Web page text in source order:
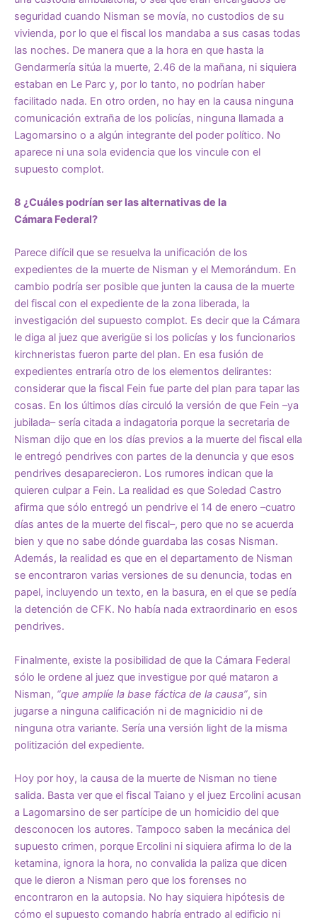
seguridad cuando Nisman se movía, no custodios de su
vivienda, por lo que el fiscal los mandaba a sus casas todas
las noches. De manera que a la hora en que hasta la
Gendarmería sitúa la muerte, 2.46 de la mañana, ni siquiera
estaban en Le Parc y, por lo tanto, no podrían haber
facilitado nada. En otro orden, no hay en la causa ninguna
comunicación extraña de los policías, ninguna llamada a
Lagomarsino o a algún integrante del poder político. No
aparece ni una sola evidencia que los vincule con el
supuesto complot.
8 ¿Cuáles podrían ser las alternativas de la
Cámara Federal?
Parece difícil que se resuelva la unificación de los
expedientes de la muerte de Nisman y el Memorándum. En
cambio podría ser posible que junten la causa de la muerte
del fiscal con el expediente de la zona liberada, la
investigación del supuesto complot. Es decir que la Cámara
le diga al juez que averigüe si los policías y los funcionarios
kirchneristas fueron parte del plan. En esa fusión de
expedientes entraría otro de los elementos delirantes:
considerar que la fiscal Fein fue parte del plan para tapar las
cosas. En los últimos días circuló la versión de que Fein –ya
jubilada– sería citada a indagatoria porque la secretaria de
Nisman dijo que en los días previos a la muerte del fiscal ella
le entregó pendrives con partes de la denuncia y que esos
pendrives desaparecieron. Los rumores indican que la
quieren culpar a Fein. La realidad es que Soledad Castro
afirma que sólo entregó un pendrive el 14 de enero –cuatro
días antes de la muerte del fiscal–, pero que no se acuerda
bien y que no sabe dónde guardaba las cosas Nisman.
Además, la realidad es que en el departamento de Nisman
se encontraron varias versiones de su denuncia, todas en
papel, incluyendo un texto, en la basura, en el que se pedía
la detención de CFK. No había nada extraordinario en esos
pendrives.
Finalmente, existe la posibilidad de que la Cámara Federal
sólo le ordene al juez que investigue por qué mataron a
Nisman, “que amplíe la base fáctica de la causa”, sin
jugarse a ninguna calificación ni de magnicidio ni de
ninguna otra variante. Sería una versión light de la misma
politización del expediente.
Hoy por hoy, la causa de la muerte de Nisman no tiene
salida. Basta ver que el fiscal Taiano y el juez Ercolini acusan
a Lagomarsino de ser partícipe de un homicidio del que
desconocen los autores. Tampoco saben la mecánica del
supuesto crimen, porque Ercolini ni siquiera afirma lo de la
ketamina, ignora la hora, no convalida la paliza que dicen
que le dieron a Nisman pero que los forenses no
encontraron en la autopsia. No hay siquiera hipótesis de
cómo el supuesto comando habría entrado al edificio ni